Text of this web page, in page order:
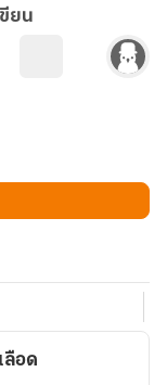
ยน
ลือด